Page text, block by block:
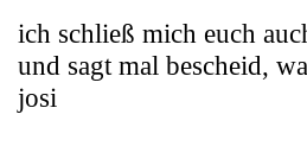
ich schließ mich euch
und sagt mal bescheid,
josi